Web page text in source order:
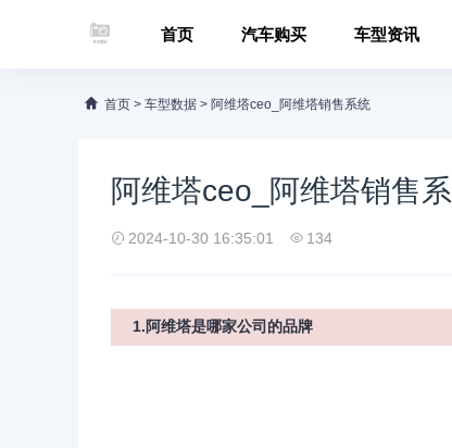
首页 汽车购买 车型资讯
首页 > 车型数据 > 阿维塔ceo_阿维塔销售系统
阿维塔ceo_阿维塔销售
2024-10-30 16:35:01 134
1.阿维塔是哪家公司的品牌